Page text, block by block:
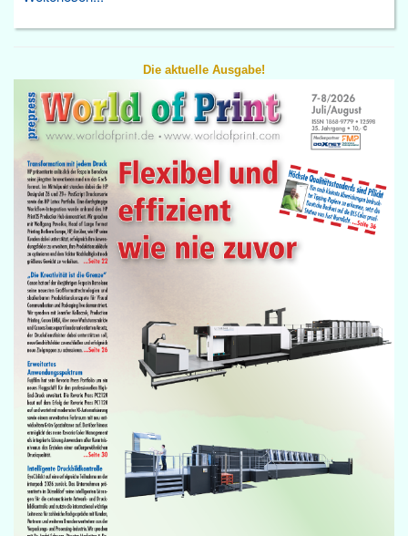
Die aktuelle Ausgabe!